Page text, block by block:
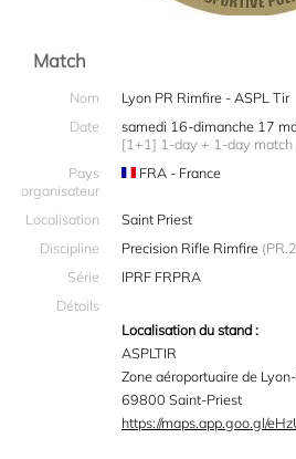
Match
Nom
Lyon PR Rimfire - ASPL Tir
Date
samedi 16-dimanche 17
[1+1] 1-day + 1-day match
Pays
organisateur
FRA - France
Localisation
Saint Priest
Discipline
Precision Rifle Rimfire
Série
IPRF FRPRA
Détails
Localisation du stand :
ASPLTIR
Zone aéroportuaire de
69800 Saint-Priest
https://maps.app.goo.gl/